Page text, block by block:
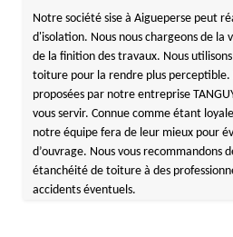
Notre société sise à Aigueperse peut
d'isolation. Nous nous chargeons de
de la finition des travaux. Nous
toiture pour la rendre plus perceptible.
proposées par notre entreprise
vous servir. Connue comme étant
notre équipe fera de leur mieux pour
d’ouvrage. Nous vous recommandons
étanchéité de toiture à des
accidents éventuels.